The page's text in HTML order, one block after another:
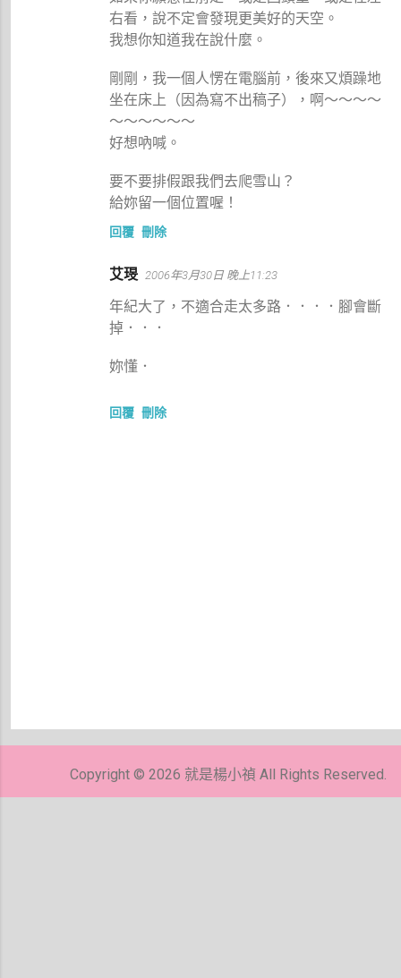
右看，說不定會發現更美好的天空。
我想你知道我在說什麼。
剛剛，我一個人愣在電腦前，後來又煩躁地
坐在床上（因為寫不出稿子），啊～～～～
～～～～～～
好想吶喊。
要不要排假跟我們去爬雪山？
給妳留一個位置喔！
回覆 刪除
艾琝 2006年3月30日 晚上11:23
年紀大了，不適合走太多路．．．．腳會斷
掉．．．
妳懂．
回覆 刪除
貼
Copyright © 2026 就是楊小禎 All Rights Reserved.